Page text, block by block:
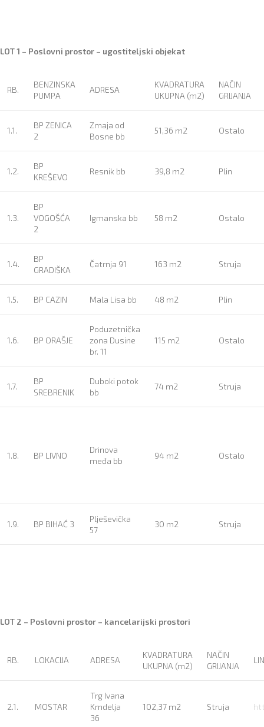
LOT 1 – Poslovni prostor – ugostiteljski objekat
RB.
BENZINSKA
PUMPA
ADRESA
KVADRATURA
UKUPNA (m2)
NAČIN
GRIJANJA
1.1.
BP ZENICA
2
Zmaja od
Bosne bb
51,36 m2 Ostalo
1.2.
BP
KREŠEVO
Resnik bb 39,8 m2 Plin
1.3.
BP
VOGOŠĆA
2
Igmanska bb 58 m2 Ostalo
1.4.
BP
GRADIŠKA
Čatrnja 91 163 m2 Struja
1.5. BP CAZIN Mala Lisa bb 48 m2 Plin
1.6. BP ORAŠJE
Poduzetnička
zona Dusine
br. 11
115 m2 Ostalo
1.7.
BP
SREBRENIK
Duboki potok
bb
74 m2 Struja
1.8. BP LIVNO
Drinova
međa bb
94 m2 Ostalo
1.9. BP BIHAĆ 3
Plješevička
57
30 m2 Struja
LOT 2 – Poslovni prostor – kancelarijski prostori
RB. LOKACIJA ADRESA
KVADRATURA
UKUPNA (m2)
NAČIN
GRIJANJA
2.1. MOSTAR
Trg Ivana
Krndelja
36
102,37 m2 Struja